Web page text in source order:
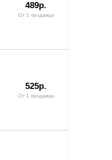
489р.
От 1 продавца
525р.
От 1 продавца